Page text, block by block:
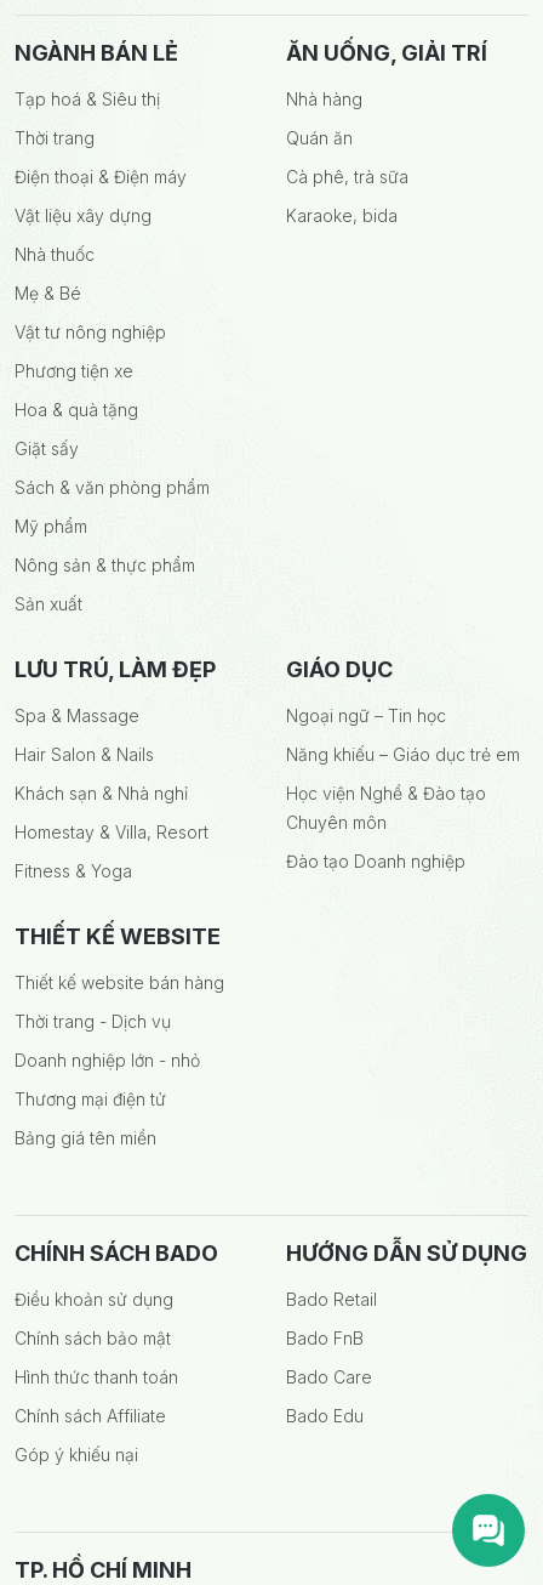
NGÀNH BÁN LẺ
Tạp hoá & Siêu thị
Thời trang
Điện thoại & Điện máy
Vật liệu xây dựng
Nhà thuốc
Mẹ & Bé
Vật tư nông nghiệp
Phương tiện xe
Hoa & quà tặng
Giặt sấy
Sách & văn phòng phẩm
Mỹ phẩm
Nông sản & thực phẩm
Sản xuất
ĂN UỐNG, GIẢI TRÍ
Nhà hàng
Quán ăn
Cà phê, trà sữa
Karaoke, bida
LƯU TRÚ, LÀM ĐẸP
Spa & Massage
Hair Salon & Nails
Khách sạn & Nhà nghỉ
Homestay & Villa, Resort
Fitness & Yoga
GIÁO DỤC
Ngoại ngữ – Tin học
Năng khiếu – Giáo dục trẻ em
Học viện Nghề & Đào tạo
Chuyên môn
Đào tạo Doanh nghiệp
THIẾT KẾ WEBSITE
Thiết kế website bán hàng
Thời trang - Dịch vụ
Doanh nghiệp lớn - nhỏ
Thương mại điện tử
Bảng giá tên miền
TP. HỒ CHÍ MINH
CHÍNH SÁCH BADO
Điều khoản sử dụng
Chính sách bảo mật
Hình thức thanh toán
Chính sách Affiliate
Góp ý khiếu nại
HƯỚNG DẪN SỬ DỤNG
Bado Retail
Bado FnB
Bado Care
Bado Edu